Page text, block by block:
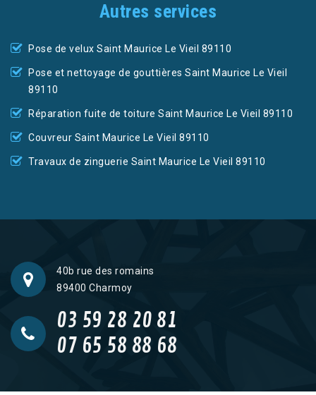
Autres services
Pose de velux Saint Maurice Le Vieil 89110
Pose et nettoyage de gouttières Saint Maurice Le Vieil
89110
Réparation fuite de toiture Saint Maurice Le Vieil 89110
Couvreur Saint Maurice Le Vieil 89110
Travaux de zinguerie Saint Maurice Le Vieil 89110
40b rue des romains
89400 Charmoy
03 59 28 20 81
07 65 58 88 68